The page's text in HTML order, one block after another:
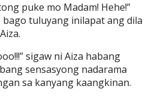
puke mo Madam! Hehe!”
tuluyang inilapat ang dila
sigaw ni Aiza habang
sensasyong nadarama
sa kanyang kaangkinan.